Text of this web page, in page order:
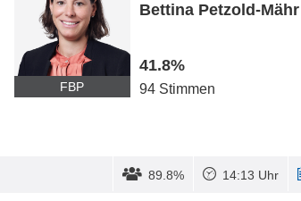
FBP
Bettina Petzold-Mähr
41.8%
94 Stimmen
89.8% 14:13 Uhr